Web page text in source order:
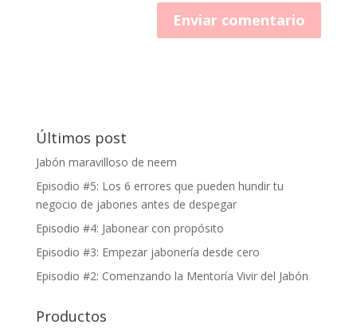
Últimos post
Jabón maravilloso de neem
Episodio #5: Los 6 errores que pueden hundir tu
negocio de jabones antes de despegar
Episodio #4: Jabonear con propósito
Episodio #3: Empezar jabonería desde cero
Episodio #2: Comenzando la Mentoría Vivir del Jabón
Productos